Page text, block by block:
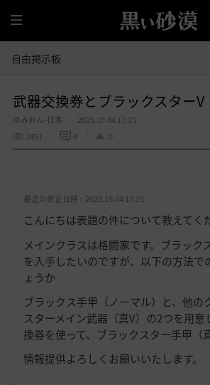
全
体
自由掲示板
武器交換券とブラックスターV
ゆみおん-日本
2025.10.04 17:25
2451
4 0
最近の修正日時 : 2025.10.04 17:25
こんにちは表題の件について教えてく
メインクラスは格闘家です。ブラック
を入手したいのですが、以下の方法で
ょうか
ブラックス手甲（ノーマル）と、他の
スターメイン武器（真V）の2つを用
換券を使って、ブラックスター手甲（
情報提供よろしくお願いいたします。